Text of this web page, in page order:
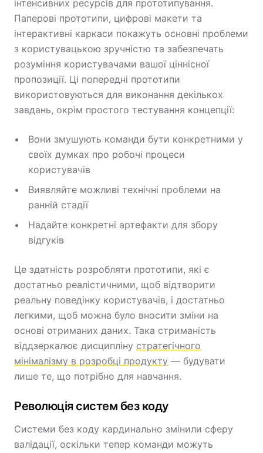
інтенсивних ресурсів для прототипування.
Паперові прототипи, цифрові макети та
інтерактивні каркаси покажуть основні проблеми
з користувацькою зручністю та забезпечать
розуміння користувачами вашої ціннісної
пропозиції. Ці попередні прототипи
використовуються для виконання декількох
завдань, окрім простого тестування концепції:
Вони змушують команди бути конкретними у
своїх думках про робочі процеси
користувачів
Виявляйте можливі технічні проблеми на
ранній стадії
Надайте конкретні артефакти для збору
відгуків
Це здатність розробляти прототипи, які є
достатньо реалістичними, щоб відтворити
реальну поведінку користувачів, і достатньо
легкими, щоб можна було вносити зміни на
основі отриманих даних. Така стриманість
віддзеркалює дисципліну стратегічного
мінімалізму в розробці продукту — будувати
лише те, що потрібно для навчання.
Революція систем без коду
Системи без коду кардинально змінили сферу
валідації, оскільки тепер команди можуть